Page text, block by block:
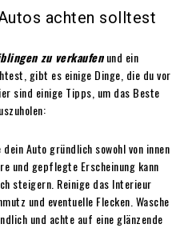
achten solltest
zu verkaufenund ein
gibt es einige Dinge, die du vor
sind einige Tipps, um das Beste
dein Auto gründlich sowohl von innen
und gepflegte Erscheinung kann
steigern. Reinige das Interieur
und eventuelle Flecken. Wasche
und achte auf eine glänzende